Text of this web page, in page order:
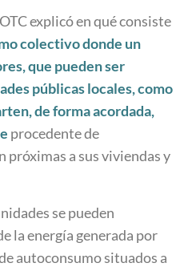
explicó en qué consiste
colectivo donde un
que pueden ser
públicas locales, como
de forma acordada,
procedente de
próximas a sus viviendas y
se pueden
la energía generada por
autoconsumo situados a